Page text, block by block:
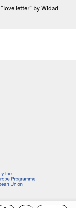
letter” by Widad